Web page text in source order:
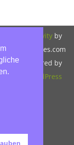
ZeroGravityby
Powered by
WordPress